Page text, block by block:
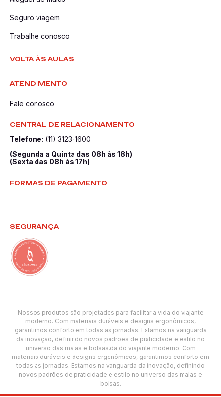
Seguro viagem
Trabalhe conosco
VOLTA ÀS AULAS
ATENDIMENTO
Fale conosco
CENTRAL DE RELACIONAMENTO
Telefone: (11) 3123-1600
(Segunda a Quinta das 08h às 18h)
(Sexta das 08h às 17h)
FORMAS DE PAGAMENTO
SEGURANÇA
Nossos produtos são projetados para facilitar a vida do viajante
moderno. Com materiais duráveis e designs ergonômicos,
garantimos conforto em todas as jornadas. Estamos na vanguarda
da inovação, definindo novos padrões de praticidade e estilo no
universo das malas e bolsas.da do viajante moderno. Com
materiais duráveis e designs ergonômicos, garantimos conforto em
todas as jornadas. Estamos na vanguarda da inovação, definindo
novos padrões de praticidade e estilo no universo das malas e
bolsas.